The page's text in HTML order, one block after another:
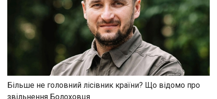
Більше не головний лісівник країни? Що відомо про
звільнення Болоховця